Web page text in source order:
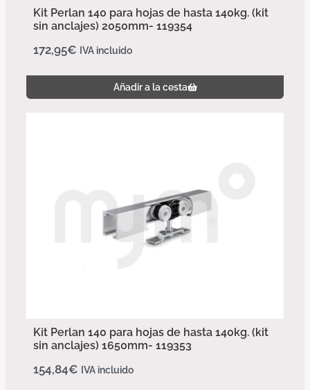
Kit Perlan 140 para hojas de hasta 140kg. (kit
sin anclajes) 2050mm- 119354
172,95€ IVA incluido
Añadir a la cesta
Kit Perlan 140 para hojas de hasta 140kg. (kit
sin anclajes) 1650mm- 119353
154,84€ IVA incluido